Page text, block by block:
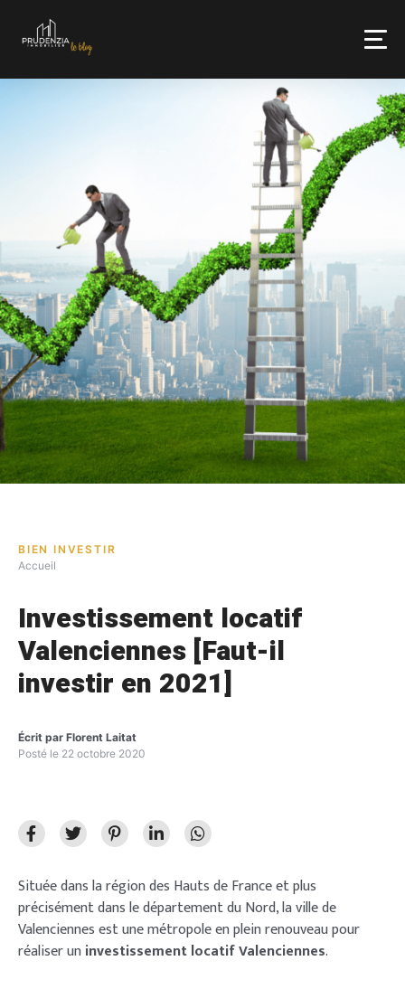
BIEN INVESTIR
Accueil
Investissement locatif
Valenciennes [Faut-il
investir en 2021]
Écrit par Florent Laitat
Posté le 22 octobre 2020
Située dans la région des Hauts de France et plus
précisément dans le département du Nord, la ville de
Valenciennes est une métropole en plein renouveau pour
réaliser uninvestissement locatif Valenciennes.